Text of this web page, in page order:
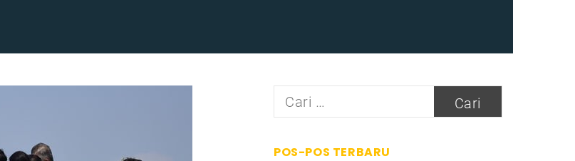
Cari
POS-POS TERBARU